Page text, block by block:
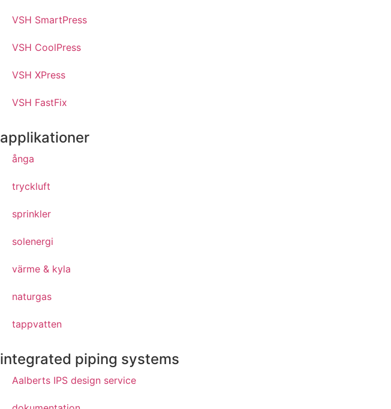
VSH SmartPress
VSH CoolPress
VSH XPress
VSH FastFix
applikationer
ånga
tryckluft
sprinkler
solenergi
värme & kyla
naturgas
tappvatten
integrated piping systems
Aalberts IPS design service